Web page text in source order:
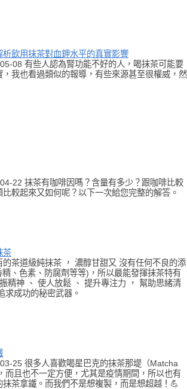
飲用抹茶對血鉀水平的真實影響
08 有些人認為腎功能不好的人，喝抹茶可能要
我也看過類似的報導，有些來源甚至很權威，然
22 抹茶有咖啡因嗎？含量有多少？跟咖啡比較
較起來又如何呢？以下一次給您完整的解答。
茶
的茶道級純抹茶 ， 濃醇甘甜又 沒有任何不良的添
、色素、防腐劑等等)，所以最能發揮抹茶特有
精神 、 使人放鬆 、 提升專注力 ， 幫助思緒清
求成功的秘密武器。
25 很多人喜歡喝星巴克的抹茶那堤（Matcha
而且也不一定方便，尤其是疫情期間，所以也有
茶拿鐵。而我們不是想複製，而是想超越！💪